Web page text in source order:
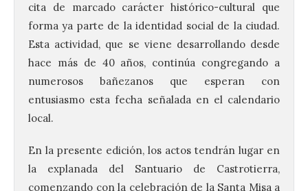
cita de marcado carácter histórico-cultural que
forma ya parte de la identidad social de la ciudad.
Esta actividad, que se viene desarrollando desde
hace más de 40 años, continúa congregando a
numerosos bañezanos que esperan con
entusiasmo esta fecha señalada en el calendario
local.
En la presente edición, los actos tendrán lugar en
la explanada del Santuario de Castrotierra,
comenzando con la celebración de la Santa Misa a